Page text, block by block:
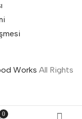
Works All Rights
0